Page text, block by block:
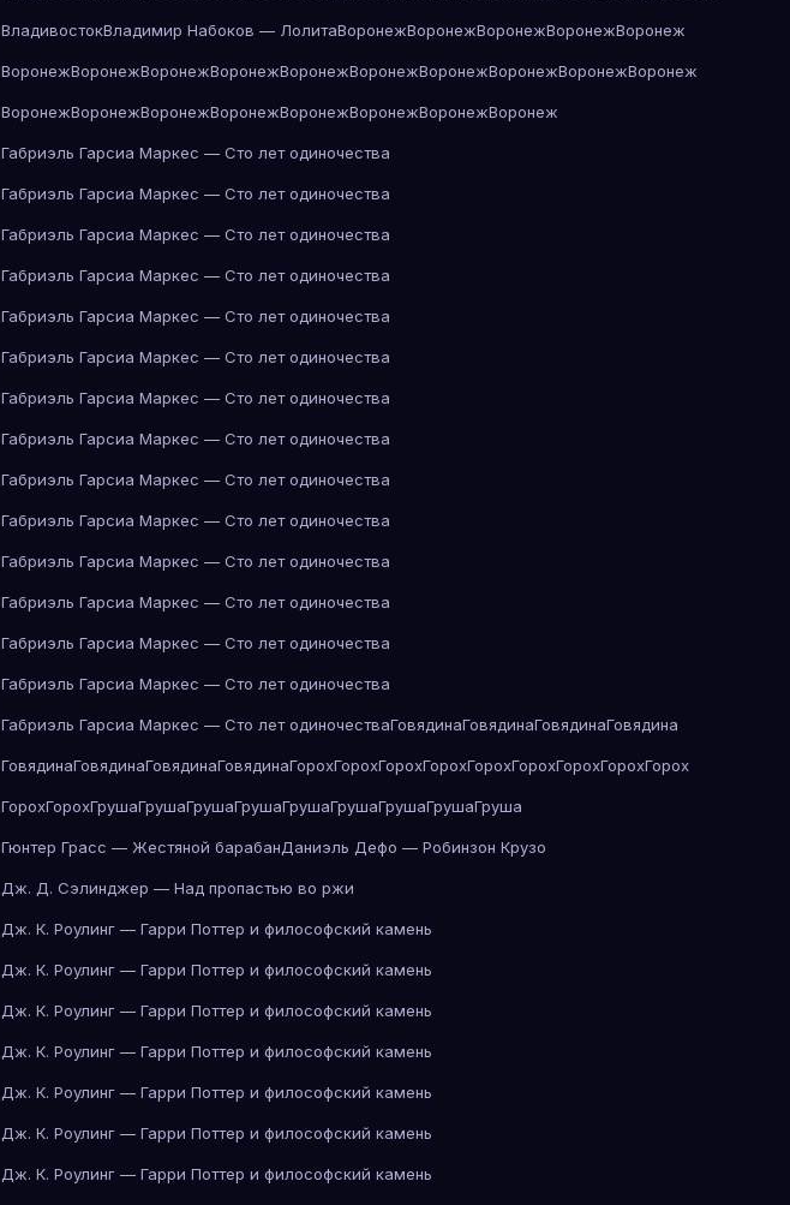
ВладивостокВладимир Набоков — ЛолитаВоронежВоронежВоронежВоронежВоронеж
ВоронежВоронежВоронежВоронежВоронежВоронежВоронежВоронежВоронежВоронеж
ВоронежВоронежВоронежВоронежВоронежВоронежВоронежВоронеж
Габриэль Гарсиа Маркес — Сто лет одиночества
Габриэль Гарсиа Маркес — Сто лет одиночества
Габриэль Гарсиа Маркес — Сто лет одиночества
Габриэль Гарсиа Маркес — Сто лет одиночества
Габриэль Гарсиа Маркес — Сто лет одиночества
Габриэль Гарсиа Маркес — Сто лет одиночества
Габриэль Гарсиа Маркес — Сто лет одиночества
Габриэль Гарсиа Маркес — Сто лет одиночества
Габриэль Гарсиа Маркес — Сто лет одиночества
Габриэль Гарсиа Маркес — Сто лет одиночества
Габриэль Гарсиа Маркес — Сто лет одиночества
Габриэль Гарсиа Маркес — Сто лет одиночества
Габриэль Гарсиа Маркес — Сто лет одиночества
Габриэль Гарсиа Маркес — Сто лет одиночества
Габриэль Гарсиа Маркес — Сто лет одиночестваГовядинаГовядинаГовядинаГовядина
ГовядинаГовядинаГовядинаГовядинаГорохГорохГорохГорохГорохГорохГорохГорохГорох
ГорохГорохГрушаГрушаГрушаГрушаГрушаГрушаГрушаГрушаГруша
Гюнтер Грасс — Жестяной барабанДаниэль Дефо — Робинзон Крузо
Дж. Д. Сэлинджер — Над пропастью во ржи
Дж. К. Роулинг — Гарри Поттер и философский камень
Дж. К. Роулинг — Гарри Поттер и философский камень
Дж. К. Роулинг — Гарри Поттер и философский камень
Дж. К. Роулинг — Гарри Поттер и философский камень
Дж. К. Роулинг — Гарри Поттер и философский камень
Дж. К. Роулинг — Гарри Поттер и философский камень
Дж. К. Роулинг — Гарри Поттер и философский камень